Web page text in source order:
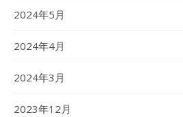
2024年5月
2024年4月
2024年3月
2023年12月